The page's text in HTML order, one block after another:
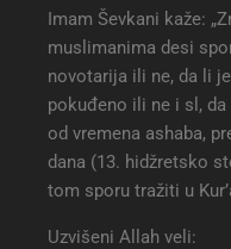
Imam Ševkani kaže:
muslimanima desi
novotarija ili ne, da li
pokuđeno ili ne i sl,
od vremena ashaba,
dana (13. hidžretsko
tom sporu tražiti u
Uzvišeni Allah veli: